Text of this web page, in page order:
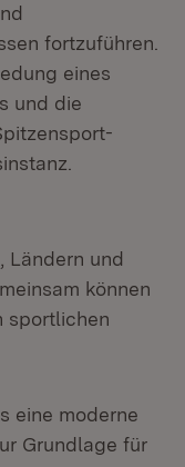
fortzuführen.
eines
und die
Ländern und
können
sportlichen
eine moderne
Grundlage für